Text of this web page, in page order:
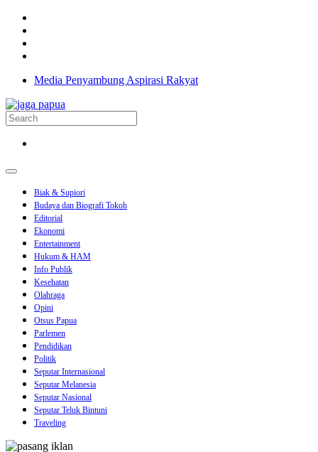
Media Penyambung Aspirasi Rakyat
Biak & Supiori
Budaya dan Biografi Tokoh
Editorial
Ekonomi
Entertainment
Hukum & HAM
Info Publik
Kesehatan
Olahraga
Opini
Otsus Papua
Parlemen
Pendidikan
Politik
Seputar Internasional
Seputar Melanesia
Seputar Nasional
Seputar Teluk Bintuni
Traveling